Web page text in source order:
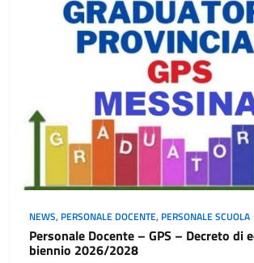
NEWS, PERSONALE DOCENTE, PERSONALE SCUOLA
Personale Docente – GPS – Decreto di
biennio 2026/2028